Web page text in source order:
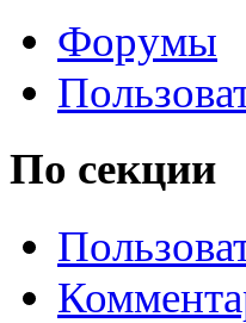
Форумы
По секции